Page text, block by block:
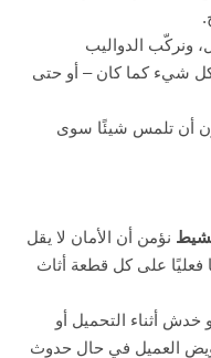
ونركّب الدواليب
كل شيء كما كان – أو حتى
أن تلمس شيئًا سوى
نؤمن أن الأمان لا يقل
فعليًا على كل قطعة أثاث
أثناء التحميل أو
العميل في حال حدوث